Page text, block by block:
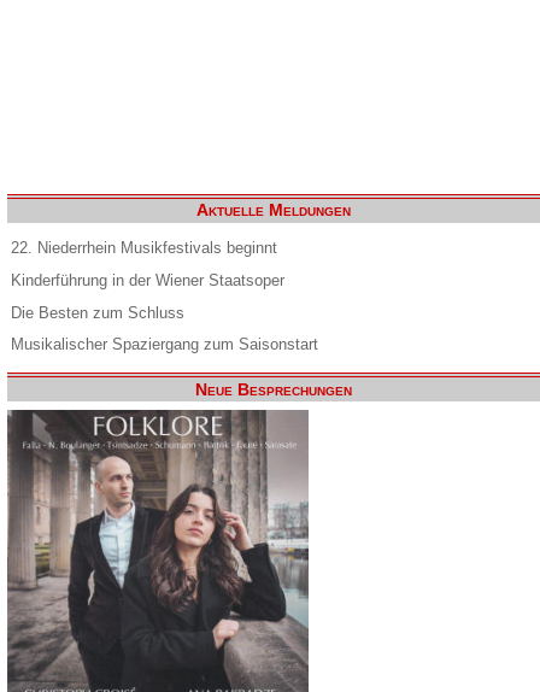
Aktuelle Meldungen
22. Niederrhein Musikfestivals beginnt
Kinderführung in der Wiener Staatsoper
Die Besten zum Schluss
Musikalischer Spaziergang zum Saisonstart
Neue Besprechungen